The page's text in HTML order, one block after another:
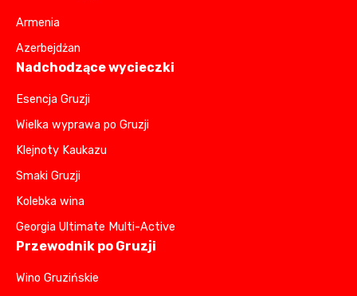
Armenia
Azerbejdżan
Nadchodzące wycieczki
Esencja Gruzji
Wielka wyprawa po Gruzji
Klejnoty Kaukazu
Smaki Gruzji
Kolebka wina
Georgia Ultimate Multi-Active
Przewodnik po Gruzji
Wino Gruzińskie